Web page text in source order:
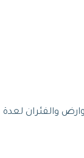
والفئران لعدة